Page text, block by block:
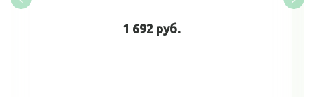
1 692 руб.